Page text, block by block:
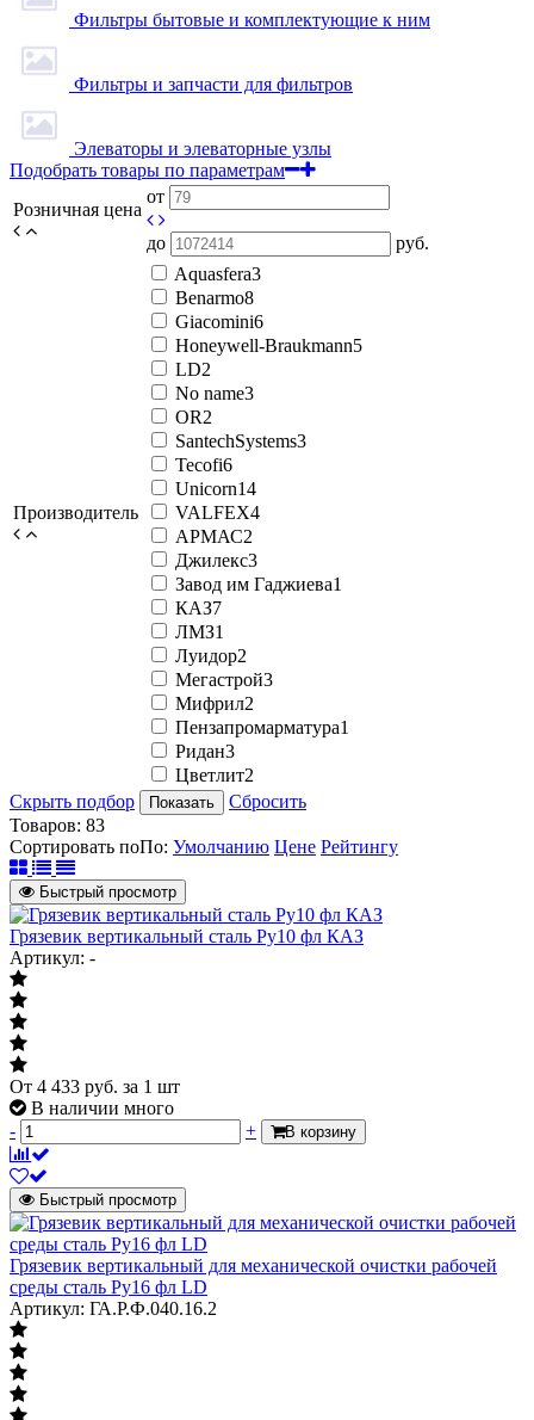
Фильтры бытовые и комплектующие к ним
Фильтры и запчасти для фильтров
Элеваторы и элеваторные узлы
Подобрать товары по параметрам
Розничная цена
от
до руб.
Производитель
Aquasfera3
Benarmo8
Giacomini6
Honeywell-Braukmann5
LD2
No name3
OR2
SantechSystems3
Tecofi6
Unicorn14
VALFEX4
АРМАС2
Джилекс3
Завод им Гаджиева1
КАЗ7
ЛМЗ1
Луидор2
Мегастрой3
Мифрил2
Пензапромарматура1
Ридан3
Цветлит2
Скрыть подбор
Показать
Сбросить
Товаров: 83
Сортировать поПо: Умолчанию Цене Рейтингу
Быстрый просмотр
Грязевик вертикальный сталь Ру10 фл КАЗ
Артикул: -
От 4 433 руб. за 1 шт
В наличии много
-
+ В корзину
Быстрый просмотр
Грязевик вертикальный для механической очистки рабочей
среды сталь Ру16 фл LD
Артикул: ГА.Р.Ф.040.16.2